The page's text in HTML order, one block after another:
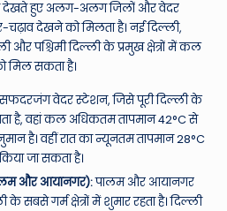
देखते हुए अलग-अलग जिलों और वेदर
चढ़ाव देखने को मिलता है। नई दिल्ली,
और पश्चिमी दिल्ली के प्रमुख क्षेत्रों में कल
मिल सकता है।
वेदर स्टेशन, जिसे पूरी दिल्ली के
है, वहां कल अधिकतम तापमान 42°C से
है। वहीं रात का न्यूनतम तापमान 28°C
जा सकता है।
और आयानगर):पालम और आयानगर
सबसे गर्म क्षेत्रों में शुमार रहता है। दिल्ली